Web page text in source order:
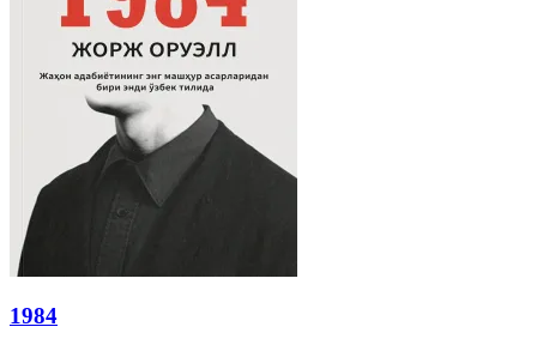
1984